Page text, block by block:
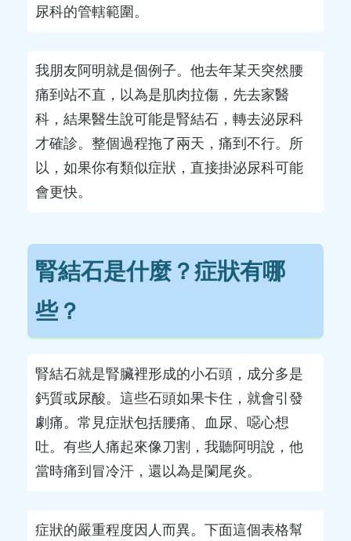
尿科的管轄範圍。
我朋友阿明就是個例子。他去年某天突然腰
痛到站不直，以為是肌肉拉傷，先去家醫
科，結果醫生說可能是腎結石，轉去泌尿科
才確診。整個過程拖了兩天，痛到不行。所
以，如果你有類似症狀，直接掛泌尿科可能
會更快。
腎結石是什麼？症狀有哪
些？
腎結石就是腎臟裡形成的小石頭，成分多是
鈣質或尿酸。這些石頭如果卡住，就會引發
劇痛。常見症狀包括腰痛、血尿、噁心想
吐。有些人痛起來像刀割，我聽阿明說，他
當時痛到冒冷汗，還以為是闌尾炎。
症狀的嚴重程度因人而異。下面這個表格幫